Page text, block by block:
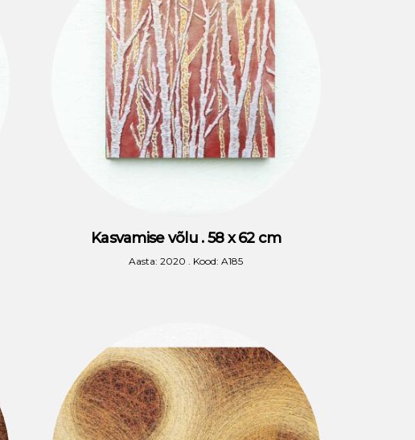
Kasvamise võlu . 58 x 62 cm
Aasta: 2020 . Kood: A185